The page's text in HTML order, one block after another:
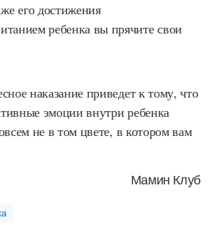
его достижения
ребенка вы прячите свои
наказание приведет к тому, что
эмоции внутри ребенка
не в том цвете, в котором вам
Мамин Клуб